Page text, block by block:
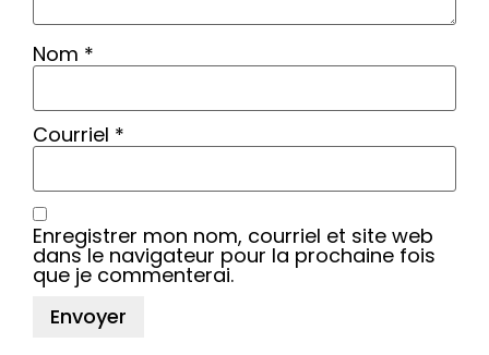
Nom *
Courriel *
Enregistrer mon nom, courriel et site web
dans le navigateur pour la prochaine fois
que je commenterai.